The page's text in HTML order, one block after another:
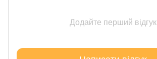
Додайте перший відгук